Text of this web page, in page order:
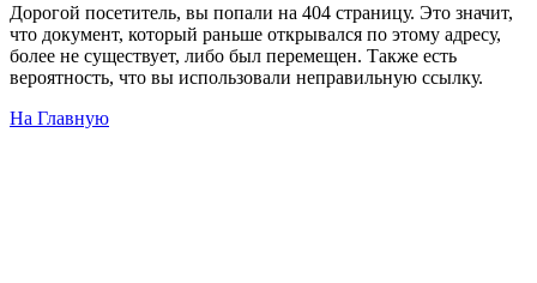
Дорогой посетитель, вы попали на 404 страницу. Это значит,
что документ, который раньше открывался по этому адресу,
более не существует, либо был перемещен. Также есть
вероятность, что вы использовали неправильную ссылку.
На Главную